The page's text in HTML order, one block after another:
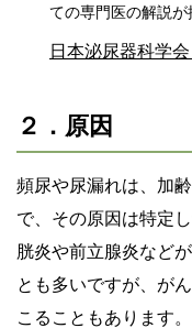
ての専門医の解説が
日本泌尿器科学
２．原因
頻尿や尿漏れは、加
で、その原因は特定
胱炎や前立腺炎など
とも多いですが、が
こることもあります。